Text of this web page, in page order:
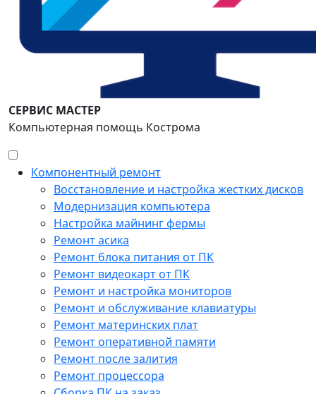
СЕРВИС МАСТЕР
Компьютерная помощь Кострома
Компонентный ремонт
Восстановление и настройка жестких дисков
Модернизация компьютера
Настройка майнинг фермы
Ремонт асика
Ремонт блока питания от ПК
Ремонт видеокарт от ПК
Ремонт и настройка мониторов
Ремонт и обслуживание клавиатуры
Ремонт материнских плат
Ремонт оперативной памяти
Ремонт после залития
Ремонт процессора